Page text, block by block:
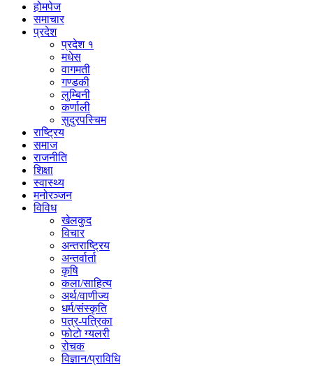
होमपेज
समाचार
प्रदेश
प्रदेश १
मधेस
वागमती
गण्डकी
लुम्बिनी
कर्णाली
सुदुरपस्चिम
राष्ट्रिय
समाज
राजनीति
शिक्षा
स्वास्थ्य
मनोरञ्जन
विविध
खेलकुद
विचार
अन्तराष्ट्रिय
अन्तर्वार्ता
कृषि
कला/साहित्य
अर्थ/वाणीज्य
धर्म/संस्कृति
पत्र-पत्रिका
फोटो ग्यलरी
रोचक
विज्ञान/प्राविधि